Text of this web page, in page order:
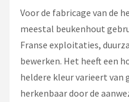
Voor de fabricage van de
meestal beukenhout
Franse exploitaties,
bewerken. Het heeft een
heldere kleur varieert van
herkenbaar door de